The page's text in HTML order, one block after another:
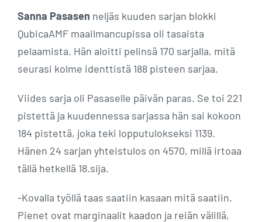
Sanna Pasasen neljäs kuuden sarjan blokki
QubicaAMF maailmancupissa oli tasaista
pelaamista. Hän aloitti pelinsä 170 sarjalla, mitä
seurasi kolme identtistä 188 pisteen sarjaa.
Viides sarja oli Pasaselle päivän paras. Se toi 221
pistettä ja kuudennessa sarjassa hän sai kokoon
184 pistettä, joka teki lopputulokseksi 1139.
Hänen 24 sarjan yhteistulos on 4570, millä irtoaa
tällä hetkellä 18.sija.
-Kovalla työllä taas saatiin kasaan mitä saatiin.
Pienet ovat marginaalit kaadon ja reiän välillä,